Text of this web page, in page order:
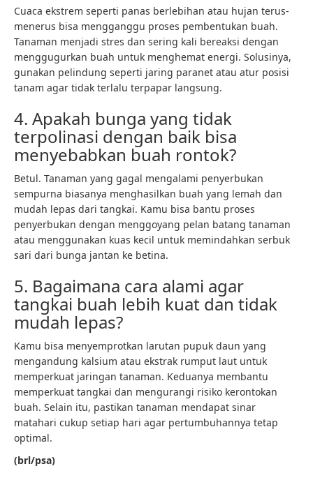
Cuaca ekstrem seperti panas berlebihan atau hujan terus-
menerus bisa mengganggu proses pembentukan buah.
Tanaman menjadi stres dan sering kali bereaksi dengan
menggugurkan buah untuk menghemat energi. Solusinya,
gunakan pelindung seperti jaring paranet atau atur posisi
tanam agar tidak terlalu terpapar langsung.
4. Apakah bunga yang tidak
terpolinasi dengan baik bisa
menyebabkan buah rontok?
Betul. Tanaman yang gagal mengalami penyerbukan
sempurna biasanya menghasilkan buah yang lemah dan
mudah lepas dari tangkai. Kamu bisa bantu proses
penyerbukan dengan menggoyang pelan batang tanaman
atau menggunakan kuas kecil untuk memindahkan serbuk
sari dari bunga jantan ke betina.
5. Bagaimana cara alami agar
tangkai buah lebih kuat dan tidak
mudah lepas?
Kamu bisa menyemprotkan larutan pupuk daun yang
mengandung kalsium atau ekstrak rumput laut untuk
memperkuat jaringan tanaman. Keduanya membantu
memperkuat tangkai dan mengurangi risiko kerontokan
buah. Selain itu, pastikan tanaman mendapat sinar
matahari cukup setiap hari agar pertumbuhannya tetap
optimal.
(brl/psa)